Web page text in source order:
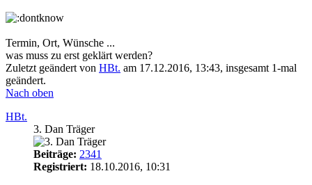
Termin, Ort, Wünsche ...
was muss zu erst geklärt werden?
Zuletzt geändert von HBt. am 17.12.2016, 13:43, insgesamt 1-mal
geändert.
Nach oben
HBt.
3. Dan Träger
Beiträge: 2341
Registriert: 18.10.2016, 10:31